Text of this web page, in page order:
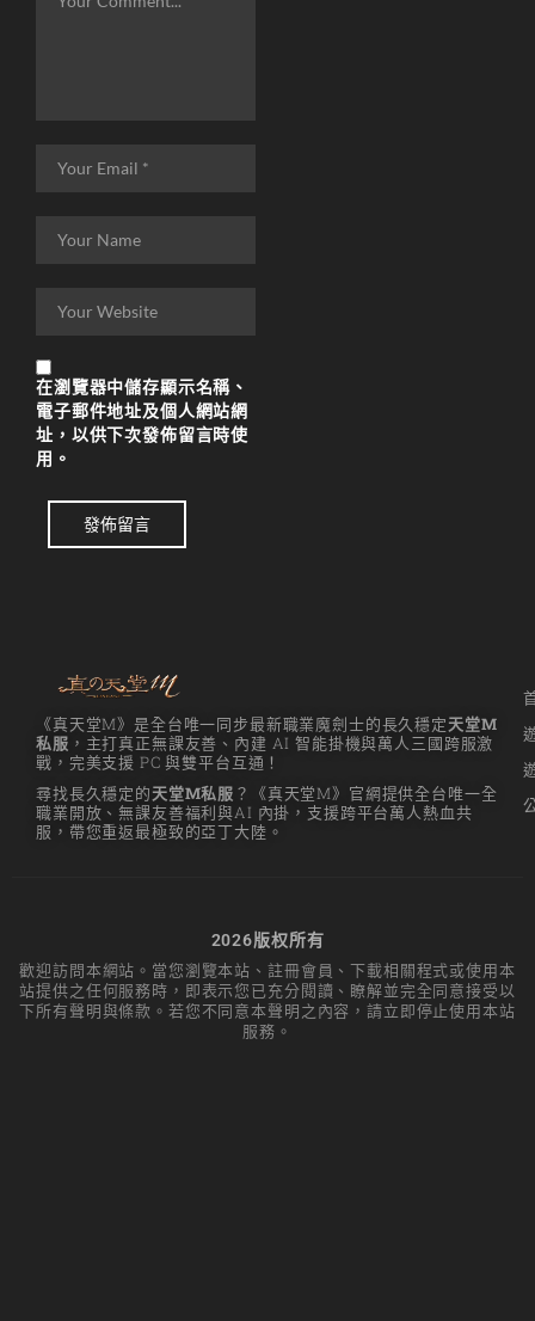
在瀏覽器中儲存顯示名稱、
電子郵件地址及個人網站網
址，以供下次發佈留言時使
用。
發佈留言
이드
리니지M 요정
리니지M 클래스 체인
지 뇌신
리니지M 파밍
《真天堂M》是全台唯一同步最新職業魔劍士的長久穩定天堂M
私服 ，主打真正無課友善、內建 AI 智能掛機與萬人三國跨服激
戰，完美支援 PC 與雙平台互通！
尋找長久穩定的天堂M私服 ？《真天堂M》官網提供全台唯一全
職業開放、無課友善福利與AI 內掛，支援跨平台萬人熱血共
服，帶您重返最極致的亞丁大陸。
2026版权所有
歡迎訪問本網站。當您瀏覽本站、註冊會員、下載相關程式或使用本
站提供之任何服務時，即表示您已充分閱讀、瞭解並完全同意接受以
下所有聲明與條款。若您不同意本聲明之內容，請立即停止使用本站
服務。